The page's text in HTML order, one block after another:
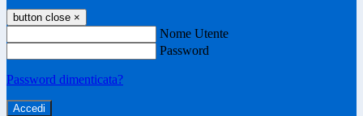
button close ×
Nome Utente
Password
Password dimenticata?